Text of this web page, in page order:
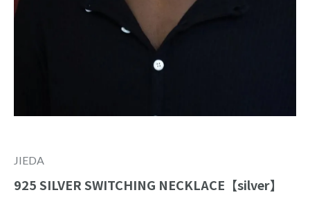
JIEDA
925 SILVER SWITCHING NECKLACE【silver】